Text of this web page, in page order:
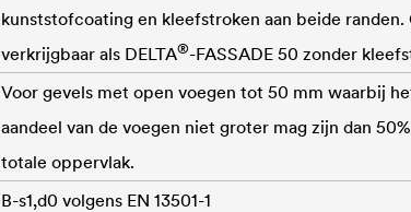
kunststofcoating en kleefstroken aan beide randen.
verkrijgbaar als DELTA®-FASSADE 50 zonder
Voor gevels met open voegen tot 50 mm waarbij
aandeel van de voegen niet groter mag zijn dan
totale oppervlak.
B-s1,d0 volgens EN 13501-1